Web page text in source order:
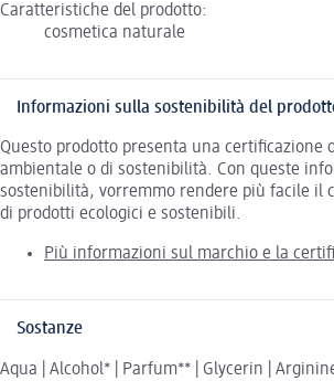
Caratteristiche del prodotto:
cosmetica naturale
Informazioni sulla sostenibilità del
Questo prodotto presenta una certificazione
ambientale o di sostenibilità. Con queste
sostenibilità, vorremmo rendere più facile il
di prodotti ecologici e sostenibili.
Più informazioni sul marchio e la
Sostanze
Aqua | Alcohol* | Parfum** | Glycerin |